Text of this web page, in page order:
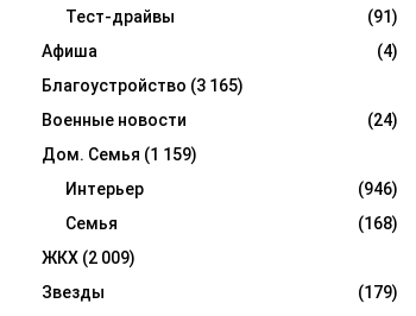
R
C
H
Тест-драйвы
(91)
Афиша
(4)
Благоустройство (3 165)
Военные новости
(24)
Дом. Семья (1 159)
Интерьер
(946)
Семья
(168)
ЖКХ (2 009)
Звезды
(179)